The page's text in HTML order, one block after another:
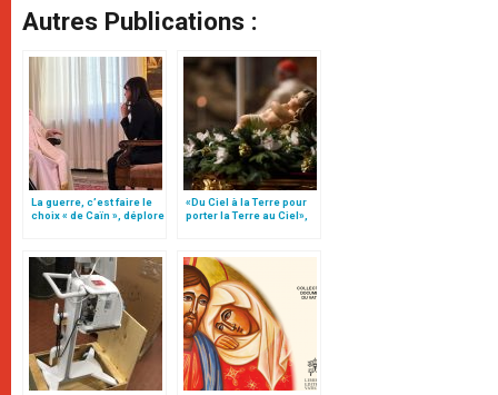
Autres Publications :
La guerre, c’est faire le
choix « de Caïn », déplore
«Du Ciel à la Terre pour
porter la Terre au Ciel»,